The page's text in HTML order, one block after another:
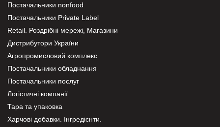
Постачальники nonfood
Постачальники Private Label
Retail. Роздрібні мережі, Магазини
Дистрибутори України
Агропромисловий комплекс
Постачальники обладнання
Постачальники послуг
Логістичні компанії
Тара та упаковка
Харчові добавки. Інгредієнти.